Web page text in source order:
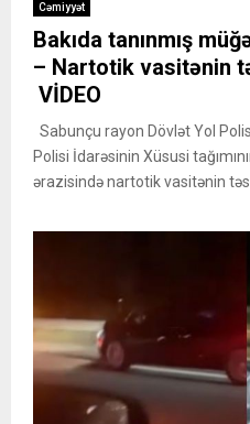
Cəmiyyət
Bakıda tanınmış
– Nartotik vasitənin
VİDEO
Sabunçu rayon Dövlət Yol
Polisi İdarəsinin Xüsusi
ərazisində nartotik vasitənin